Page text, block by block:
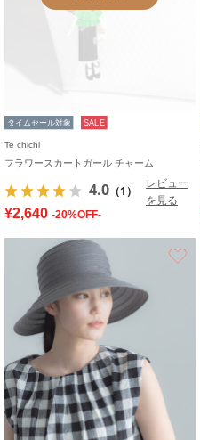
タイムセール対象 SALE
Te chichi
フラワースカートガール チャーム
4.0 （1）
レビュー
を見る
¥2,640 -20%OFF-